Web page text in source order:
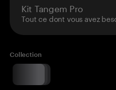
Kit Tangem Pro
Tout ce dont vous avez
Collection